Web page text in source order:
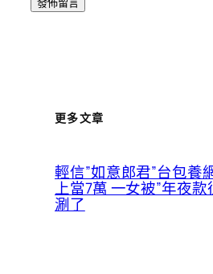
更多文章
輕信”如意郎君”台包養
上當7萬 一女被”年夜款
涮了